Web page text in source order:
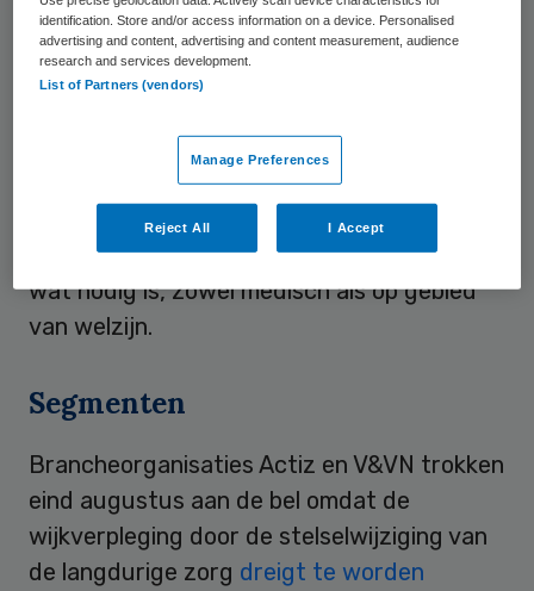
Knip
zorgverzekeraars garanderen dat er geen
knip in de wijkverpleging komt, hoe er ook
wordt ingekocht. De wijkverpleegkundige
komt bij de mensen thuis en constateert
wat nodig is, zowel medisch als op gebied
van welzijn.
Segmenten
Brancheorganisaties Actiz en V&VN trokken
eind augustus aan de bel omdat de
wijkverpleging door de stelselwijziging van
de langdurige zorg dreigt te worden
identification. Store and/or access information on a device. Personalised
advertising and content, advertising and content measurement, audience
research and services development.
List of Partners (vendors)
Manage Preferences
Reject All I Accept